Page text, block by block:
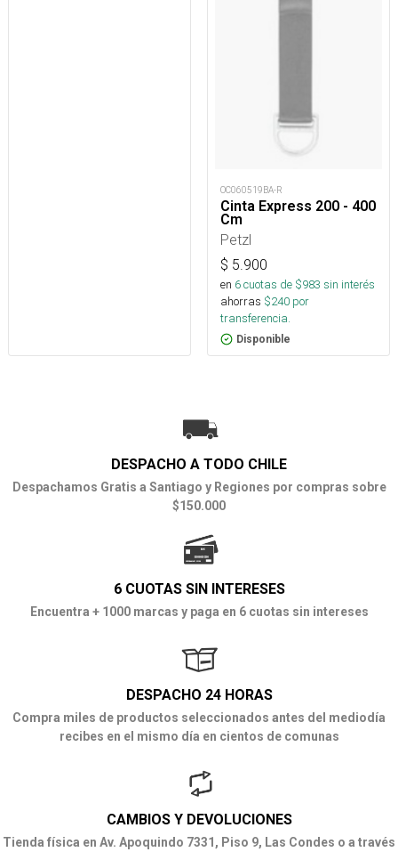
OC060519BA-R
Cinta Express 200 - 400
Cm
Petzl
$ 5.900
en 6cuotas de $983 sin interés
ahorras $240 por
transferencia.
Disponible
DESPACHO A TODO CHILE
Despachamos Gratis a Santiago y Regiones por compras sobre
$150.000
6 CUOTAS SIN INTERESES
Encuentra + 1000 marcas y paga en 6 cuotas sin intereses
DESPACHO 24 HORAS
Compra miles de productos seleccionados antes del mediodía
recibes en el mismo día en cientos de comunas
CAMBIOS Y DEVOLUCIONES
Tienda física en Av. Apoquindo 7331, Piso 9, Las Condes o a través